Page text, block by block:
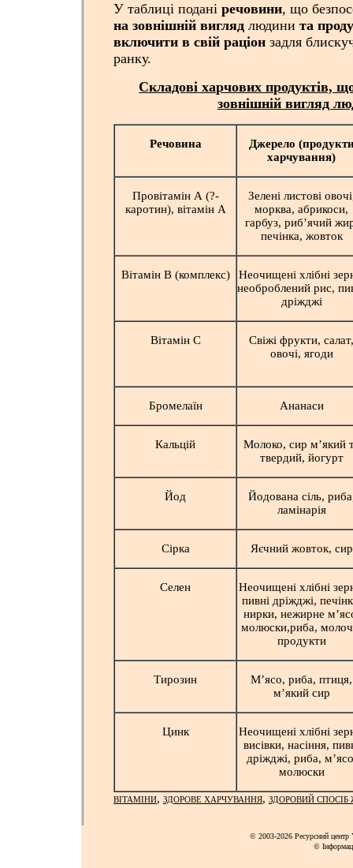
У таблиці подані речовини, що
на зовнішній вигляд людини та
включити в свій раціон задля
ранку.
Складові харчових продуктів,
зовнішній вигляд
Речовина
Джерело
харчування)
Провітамін А (?-
каротин), вітамін А
Зелені листові
морква, абрикоси,
гарбуз, риб’ячий
печінка, жовток
Вітамін В (комплекс)
Неочищені хлібні
необроблений рис,
дріжджі
Вітамін С
Свіжі фрукти, салат,
овочі, ягоди
Бромелаїн Ананаси
Кальцій
Молоко, сир м’який
твердий, йогурт
Йод
Йодована сіль,
ламінарія
Сірка Яєчний жовток, сир
Селен
Неочищені хлібні
пивні дріжджі,
нирки, нежирне
молюски,риба,
продукти
Тирозин
М’ясо, риба, птиця,
м’який сир
Цинк
Неочищені хлібні
висівки, насіння,
дріжджі, риба,
молюски
ВІТАМІНИ, ЗДОРОВЕ ХАРЧУВАННЯ, ЗДОРОВИЙ СПОСІБ
© 2003-2026 Ресурсний
©